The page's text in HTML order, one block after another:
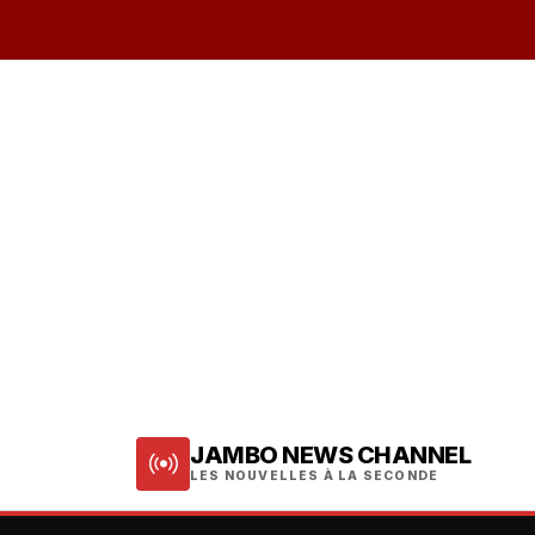
JAMBO NEWS CHANNEL
LES NOUVELLES À LA SECONDE